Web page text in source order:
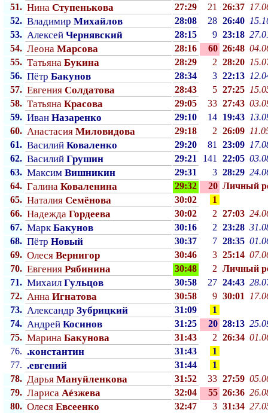
51. Нина Ступенькова 27:29 21 26:37
52. Владимир Михайлов 28:08 28 26:40
53. Алексей Чернявский 28:15 9 23:18
54. Леона Марсова 28:16 60 26:48
55. Татьяна Букина 28:29 2 28:20
56. Пётр Бакунов 28:34 3 22:13
57. Евгения Солдатова 28:43 5 27:25
58. Татьяна Красова 29:05 33 27:43
59. Иван Назаренко 29:10 14 19:43
60. Анастасия Миловидова 29:18 2 26:09
61. Василий Коваленко 29:20 81 23:09
62. Василий Грушин 29:21 141 22:05
63. Максим Вишникин 29:31 3 28:29
64. Галина Коваленина 29:32 20 Личный
65. Наталия Семёнова 30:02
1
66. Надежда Гордеева 30:02 2 27:03
67. МаркБакунов 30:16 2 23:28
68. Пётр Новый 30:37 7 28:35
69. Олеся Вернигор 30:46 3 25:14
70. Евгения Рябинина 30:48 2 Личный
71. Михаил Гульцов 30:58 27 24:43
72. Анна Игнатова 30:58 9 30:01
73. Александр Зубрицкий 31:09
1
74. Андрей Косинов 31:25 20 28:13
75. Марина Бакунова 31:43 2 26:34
76. .константин 31:43
1
77. .евгений 31:44
1
78. Дарья Мануйленкова 31:52 33 27:59
79. Лариса Аéзжева 32:04 55 26:36
80. Олеся Евсеенко 32:47 3 31:34